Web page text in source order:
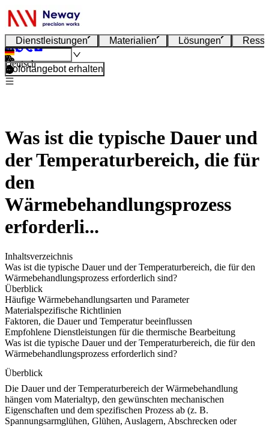
Dienstleistungen Materialien Lösungen
Deutsch
Sofortangebot erhalten
Was ist die typische Dauer und
der Temperaturbereich, die für
den
Wärmebehandlungsprozess
erforderli...
Inhaltsverzeichnis
Was ist die typische Dauer und der Temperaturbereich, die für den
Wärmebehandlungsprozess erforderlich sind?
Überblick
Häufige Wärmebehandlungsarten und Parameter
Materialspezifische Richtlinien
Faktoren, die Dauer und Temperatur beeinflussen
Empfohlene Dienstleistungen für die thermische Bearbeitung
Was ist die typische Dauer und der Temperaturbereich, die für den
Wärmebehandlungsprozess erforderlich sind?
Überblick
Die Dauer und der Temperaturbereich derWärmebehandlung
hängen vom Materialtyp, den gewünschten mechanischen
Eigenschaften und dem spezifischen Prozess ab (z. B.
Spannungsarmglühen, Glühen, Auslagern, Abschrecken oder